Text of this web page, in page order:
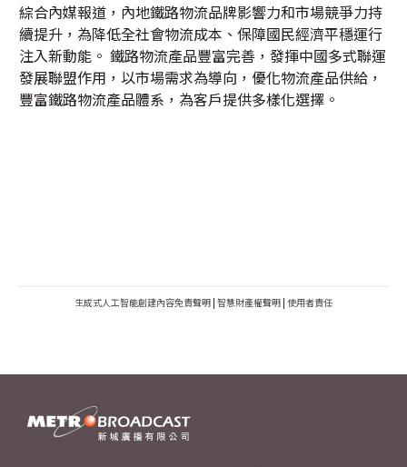
綜合內媒報道，內地鐵路物流品牌影響力和市場競爭力持
續提升，為降低全社會物流成本、保障國民經濟平穩運行
注入新動能。 鐵路物流產品豐富完善，發揮中國多式聯運
發展聯盟作用，以市場需求為導向，優化物流產品供給，
豐富鐵路物流產品體系，為客戶提供多樣化選擇。
生成式人工智能創建內容免責聲明 | 智慧財產權聲明 | 使用者責任